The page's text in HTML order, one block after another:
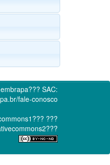
SAC:
fale-conosco
???